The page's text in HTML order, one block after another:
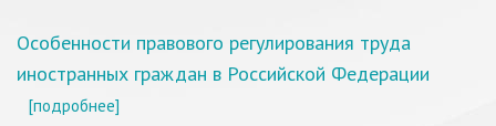
Особенности правового регулирования труда
иностранных граждан в Российской Федерации
[подробнее]